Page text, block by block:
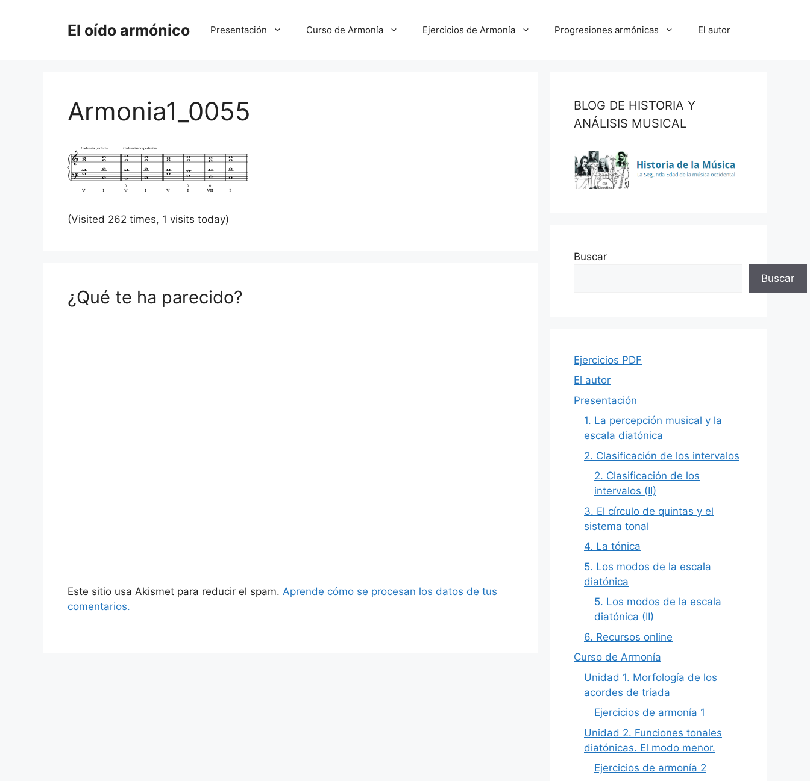
El oído armónico Presentación Curso de Armonía Ejercicios de Armonía Progresiones armónicas El autor
Armonia1_0055
(Visited 262 times, 1 visits today)
¿Qué te ha parecido?
Este sitio usa Akismet para reducir el spam. Aprende cómo se procesan los datos de tus
comentarios.
BLOG DE HISTORIA Y
ANÁLISIS MUSICAL
Buscar
Buscar
Ejercicios PDF
El autor
Presentación
1. La percepción musical y la
escala diatónica
2. Clasificación de los intervalos
2. Clasificación de los
intervalos (II)
3. El círculo de quintas y el
sistema tonal
4. La tónica
5. Los modos de la escala
diatónica
5. Los modos de la escala
diatónica (II)
6. Recursos online
Curso de Armonía
Unidad 1. Morfología de los
acordes de tríada
Ejercicios de armonía 1
Unidad 2. Funciones tonales
diatónicas. El modo menor.
Ejercicios de armonía 2